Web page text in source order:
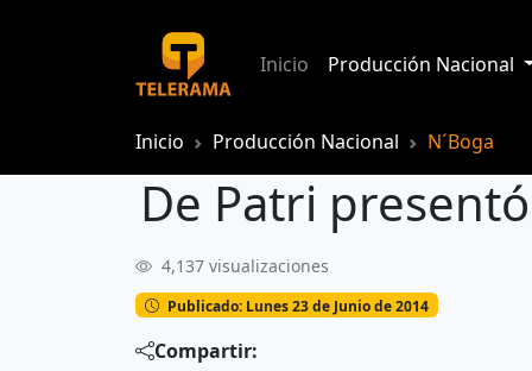
Inicio Producción Nacional
Inicio Producción Nacional N´Boga
De Patri
De Patri presentó fragancia masculina
4,137 visualizaciones
Publicado: Lunes 23 de Junio de 2014
Compartir: